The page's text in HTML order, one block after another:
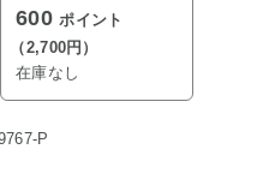
600ポイント
（2,700円）
在庫なし
P